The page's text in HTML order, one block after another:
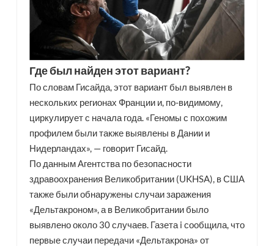
Где был найден этот вариант?
По словам Гисайда, этот вариант был выявлен в
нескольких регионах Франции и, по-видимому,
циркулирует с начала года. «Геномы с похожим
профилем были также выявлены в Дании и
Нидерландах», — говорит Гисайд.
По данным Агентства по безопасности
здравоохранения Великобритании (UKHSA), в США
также были обнаружены случаи заражения
«Дельтакроном», а в Великобритании было
выявлено около 30 случаев. Газета i сообщила, что
первые случаи передачи «Дельтакрона» от